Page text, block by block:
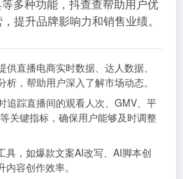
多种功能，抖查查帮助用户优
提升品牌影响力和销售业绩。
供直播电商实时数据、达人数据、
析，帮助用户深入了解市场动态。
追踪直播间的观看人次、GMV、平
关键指标，确保用户能够及时调整
具，如爆款文案AI改写、AI脚本创
容创作效率。